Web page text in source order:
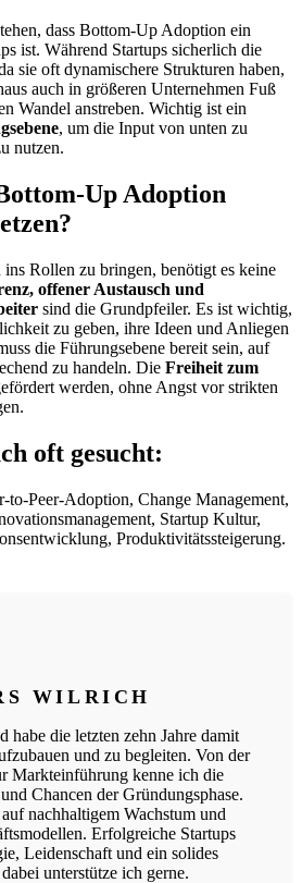
dass Bottom-Up Adoption ein
ist. Während Startups sicherlich die
sie oft dynamischere Strukturen haben,
auch in größeren Unternehmen Fuß
Wandel anstreben. Wichtig ist ein
, um die Input von unten zu
nutzen.
Up Adoption
Rollen zu bringen, benötigt es keine
offener Austausch und
sind die Grundpfeiler. Es ist wichtig,
zu geben, ihre Ideen und Anliegen
die Führungsebene bereit sein, auf
zu handeln. Die Freiheit zum
werden, ohne Angst vor strikten
oft gesucht:
to-Peer-Adoption, Change Management,
Startup Kultur,
Produktivitätssteigerung.
WILRICH
habe die letzten zehn Jahre damit
und zu begleiten. Von der
Markteinführung kenne ich die
Chancen der Gründungsphase.
nachhaltigem Wachstum und
Erfolgreiche Startups
Leidenschaft und ein solides
unterstütze ich gerne.